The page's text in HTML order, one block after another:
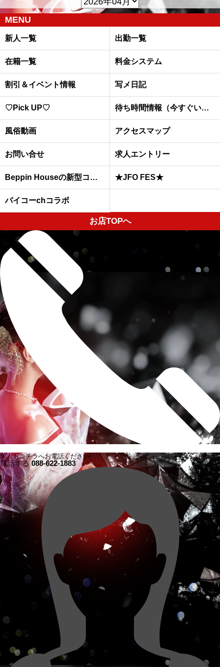
MENU
新人一覧 出勤一覧
在籍一覧 料金システム
割引＆イベント情報 写メ日記
♡Pick UP♡ 待ち時間情報（今すぐいける娘）
風俗動画 アクセスマップ
お問い合せ 求人エントリー
Beppin Houseの新型コロナウイルスへの予防対策について ★JFO FES★
パイコーchコラボ
お店TOPへ
求人もコチラへお電話ください!
電話する088-622-1883